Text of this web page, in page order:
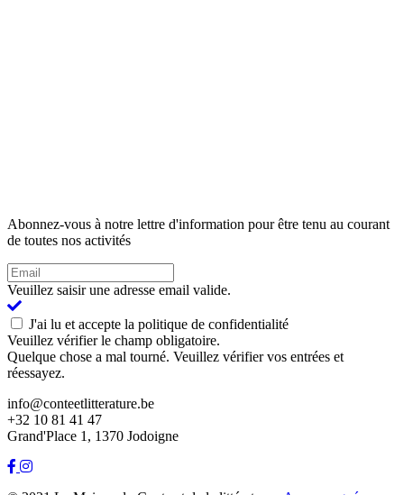
Abonnez-vous à notre lettre d'information pour être tenu au courant
de toutes nos activités
Veuillez saisir une adresse email valide.
J'ai lu et accepte la politique de confidentialité
Veuillez vérifier le champ obligatoire.
Quelque chose a mal tourné. Veuillez vérifier vos entrées et
réessayez.
info@conteetlitterature.be
+32 10 81 41 47
Grand'Place 1, 1370 Jodoigne